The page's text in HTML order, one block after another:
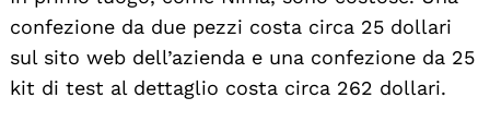
confezione da due pezzi costa circa 25 dollari
sul sito web dell’azienda e una confezione da 25
kit di test al dettaglio costa circa 262 dollari.